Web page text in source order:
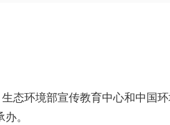
态环境部宣传教育中心和中国
。